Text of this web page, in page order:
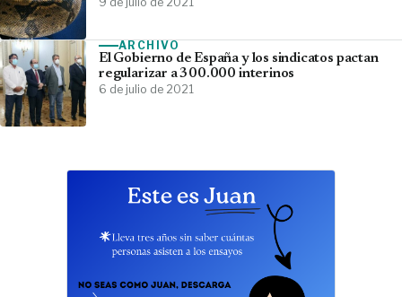
ARCHIVO
El Gobierno de España y los sindicatos pactan
regularizar a 300.000 interinos
6 de julio de 2021